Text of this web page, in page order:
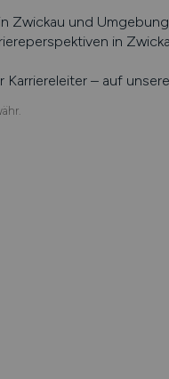
Zwickau und
in
– auf